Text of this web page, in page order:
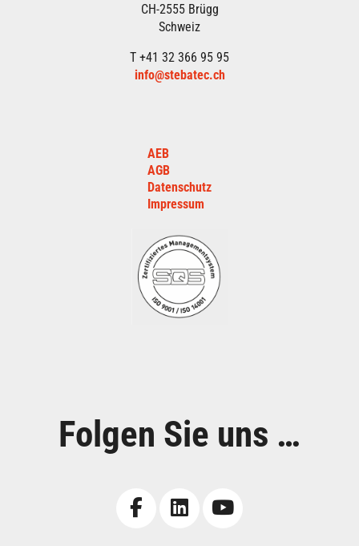
CH-2555 Brügg
Schweiz
T +41 32 366 95 95
info@stebatec.ch
AEB
AGB
Datenschutz
Impressum
Folgen Sie uns …